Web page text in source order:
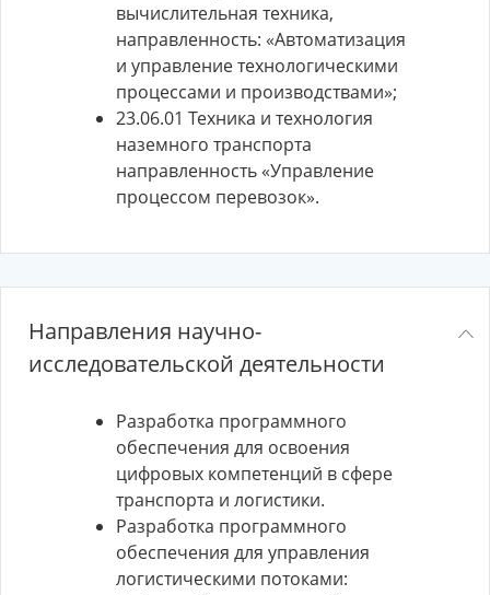
вычислительная техника,
направленность: «Автоматизация
и управление технологическими
процессами и производствами»;
23.06.01 Техника и технология
наземного транспорта
направленность «Управление
процессом перевозок».
Направления научно-
исследовательской деятельности
Разработка программного
обеспечения для освоения
цифровых компетенций в сфере
транспорта и логистики.
Разработка программного
обеспечения для управления
логистическими потоками: